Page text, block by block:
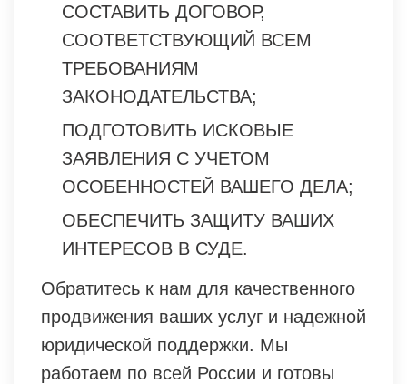
СОСТАВИТЬ ДОГОВОР,
СООТВЕТСТВУЮЩИЙ ВСЕМ
ТРЕБОВАНИЯМ
ЗАКОНОДАТЕЛЬСТВА;
ПОДГОТОВИТЬ ИСКОВЫЕ
ЗАЯВЛЕНИЯ С УЧЕТОМ
ОСОБЕННОСТЕЙ ВАШЕГО ДЕЛА;
ОБЕСПЕЧИТЬ ЗАЩИТУ ВАШИХ
ИНТЕРЕСОВ В СУДЕ.
Обратитесь к нам для качественного
продвижения ваших услуг и надежной
юридической поддержки. Мы
работаем по всей России и готовы